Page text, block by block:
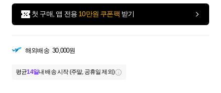
첫 구매, 앱 전용 10만원 쿠폰팩 받기
해외배송 30,000원
평균14일내 배송 시작 (주말, 공휴일 제외)